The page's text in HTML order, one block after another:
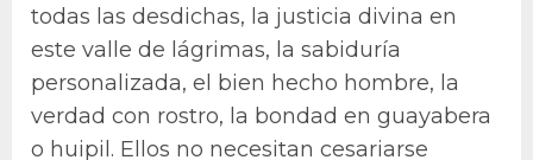
todas las desdichas, la justicia divina en
este valle de lágrimas, la sabiduría
personalizada, el bien hecho hombre, la
verdad con rostro, la bondad en guayabera
o huipil. Ellos no necesitan cesariarse